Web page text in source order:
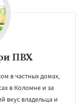
ПВХ
в частных домах,
в Коломне и за
вкус владельца и